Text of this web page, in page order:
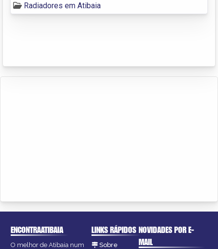
Radiadores em Atibaia
ENCONTRAATIBAIA
O melhor de Atibaia num
LINKS RÁPIDOS
Sobre
NOVIDADES POR E-
MAIL